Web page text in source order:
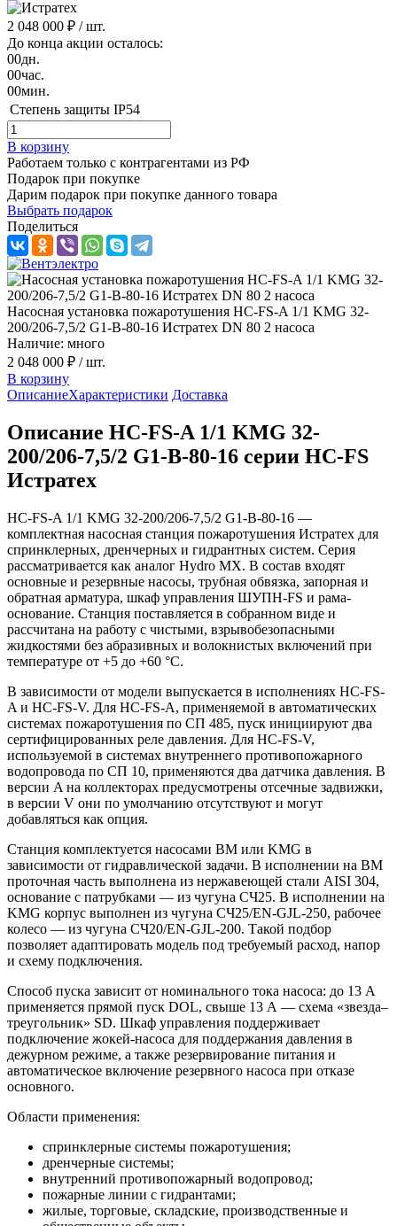
2 048 000 ₽ / шт.
До конца акции осталось:
00дн.
00час.
00мин.
Степень защиты IP54
В корзину
Работаем только с контрагентами из РФ
Подарок при покупке
Дарим подарок при покупке данного товара
Выбрать подарок
Поделиться
Насосная установка пожаротушения HC-FS-A 1/1 KMG 32-
200/206-7,5/2 G1-B-80-16 Истратех DN 80 2 насоса
Наличие: много
2 048 000 ₽ / шт.
В корзину
ОписаниеХарактеристики Доставка
Описание HC-FS-A 1/1 KMG 32-
200/206-7,5/2 G1-B-80-16 серии HC-FS
Истратех
HC-FS-A 1/1 KMG 32-200/206-7,5/2 G1-B-80-16 —
комплектная насосная станция пожаротушения Истратех для
спринклерных, дренчерных и гидрантных систем. Серия
рассматривается как аналог Hydro MX. В состав входят
основные и резервные насосы, трубная обвязка, запорная и
обратная арматура, шкаф управления ШУПН-FS и рама-
основание. Станция поставляется в собранном виде и
рассчитана на работу с чистыми, взрывобезопасными
жидкостями без абразивных и волокнистых включений при
температуре от +5 до +60 °С.
В зависимости от модели выпускается в исполнениях HC-FS-
A и HC-FS-V. Для HC-FS-A, применяемой в автоматических
системах пожаротушения по СП 485, пуск инициируют два
сертифицированных реле давления. Для HC-FS-V,
используемой в системах внутреннего противопожарного
водопровода по СП 10, применяются два датчика давления. В
версии A на коллекторах предусмотрены отсечные задвижки,
в версии V они по умолчанию отсутствуют и могут
добавляться как опция.
Станция комплектуется насосами BM или KMG в
зависимости от гидравлической задачи. В исполнении на BM
проточная часть выполнена из нержавеющей стали AISI 304,
основание с патрубками — из чугуна СЧ25. В исполнении на
KMG корпус выполнен из чугуна СЧ25/EN-GJL-250, рабочее
колесо — из чугуна СЧ20/EN-GJL-200. Такой подбор
позволяет адаптировать модель под требуемый расход, напор
и схему подключения.
Способ пуска зависит от номинального тока насоса: до 13 А
применяется прямой пуск DOL, свыше 13 А — схема «звезда–
треугольник» SD. Шкаф управления поддерживает
подключение жокей-насоса для поддержания давления в
дежурном режиме, а также резервирование питания и
автоматическое включение резервного насоса при отказе
основного.
Области применения:
спринклерные системы пожаротушения;
дренчерные системы;
внутренний противопожарный водопровод;
пожарные линии с гидрантами;
жилые, торговые, складские, производственные и